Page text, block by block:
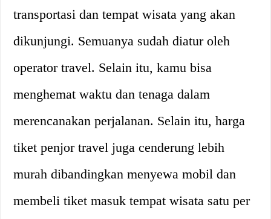
transportasi dan tempat wisata yang akan
dikunjungi. Semuanya sudah diatur oleh
operator travel. Selain itu, kamu bisa
menghemat waktu dan tenaga dalam
merencanakan perjalanan. Selain itu, harga
tiket penjor travel juga cenderung lebih
murah dibandingkan menyewa mobil dan
membeli tiket masuk tempat wisata satu per